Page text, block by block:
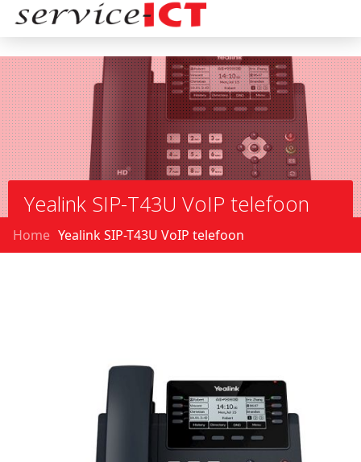
Yealink SIP-T43U VoIP telefoon
Home Yealink SIP-T43U VoIP telefoon